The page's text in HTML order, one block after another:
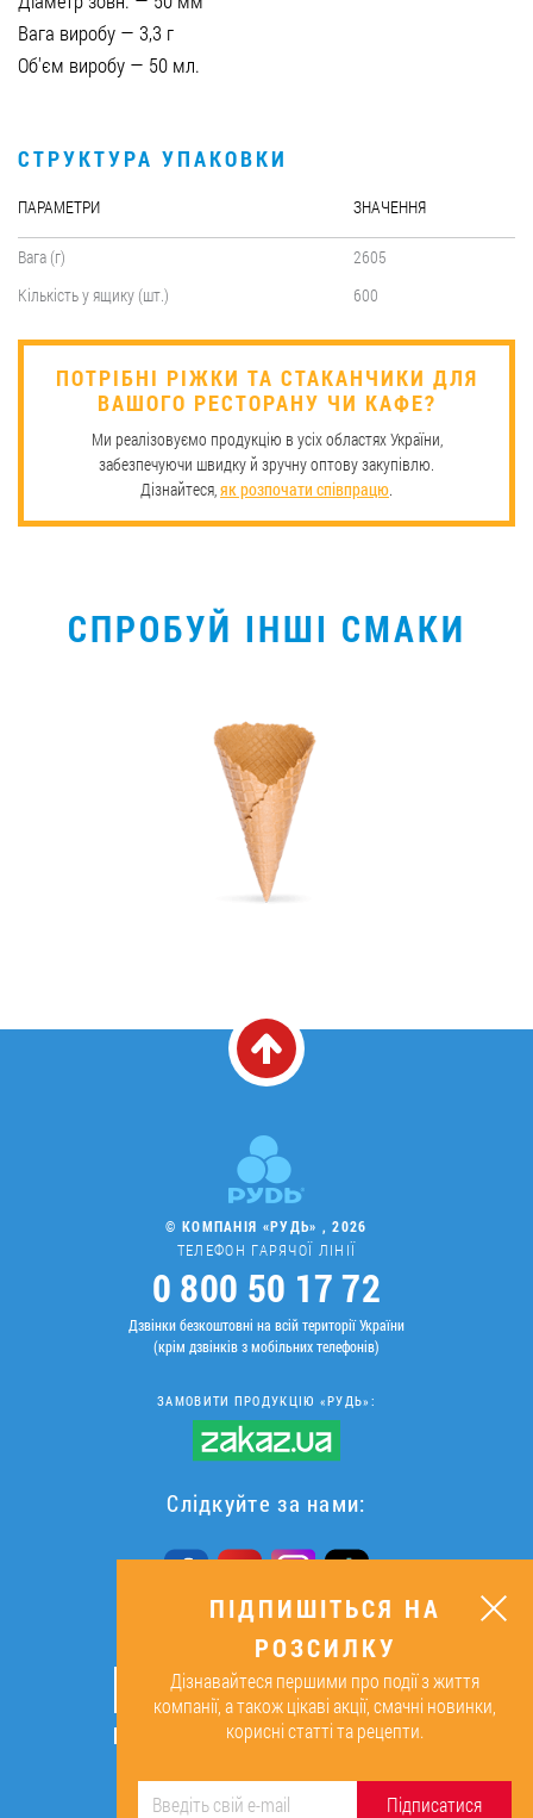
Вага виробу — 3,3 г
Об'єм виробу — 50 мл.
СТРУКТУРА УПАКОВКИ
ПАРАМЕТРИ ЗНАЧЕННЯ
Вага (г)
2605
Кількість у ящику (шт.)
600
​ПОТРІБНІ РІЖКИ ТА СТАКАНЧИКИ ДЛЯ
ВАШОГО РЕСТОРАНУ ЧИ КАФЕ?
Ми реалізовуємо продукцію в усіх областях України,
забезпечуючи швидку й зручну оптову закупівлю.
Дізнайтеся, як розпочати співпрацю.
СПРОБУЙ ІНШІ СМАКИ
© КОМПАНІЯ «РУДЬ» , 2026
ТЕЛЕФОН ГАРЯЧОЇ ЛІНІЇ
0 800 50 17 72
Дзвінки безкоштовні на всій території України
(крім дзвінків з мобільних телефонів)
ЗАМОВИТИ ПРОДУКЦІЮ «РУДЬ»:
Слідкуйте за нами:
ПІДПИШІТЬСЯ НА РОЗСИЛКУ
ОК
Підписуючись, я даю згоду на
ПІДПИШІТЬСЯ НА
РОЗСИЛКУ
Дізнавайтеся першими про події з життя
компанії, а також цікаві акції, смачні новинки,
корисні статті та рецепти.
Підписатися